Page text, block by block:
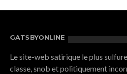
GATSBYONLINE
Le site-web satirique le plus
classe, snob et politiquement